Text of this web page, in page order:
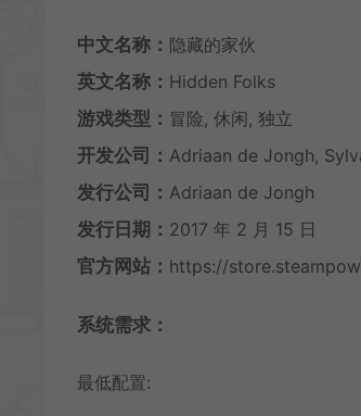
中文名称： 隐藏的家伙
英文名称： Hidden Folks
游戏类型： 冒险, 休闲, 独立
开发公司： Adriaan de Jongh,
发行公司： Adriaan de Jongh
发行日期： 2017 年 2 月 15 日
官方网站： https://
系统需求：
最低配置: